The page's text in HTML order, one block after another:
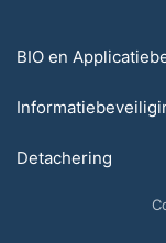
BIO en
Detachering